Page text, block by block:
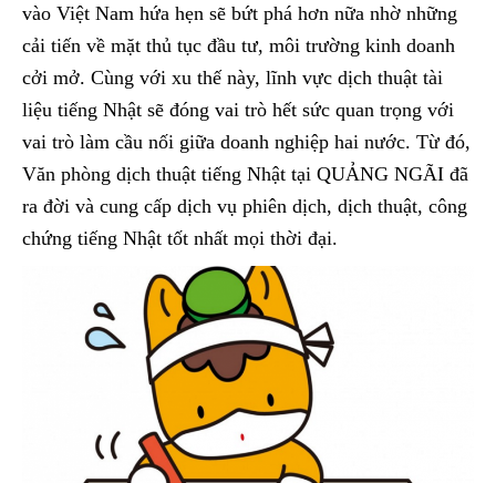
vào Việt Nam hứa hẹn sẽ bứt phá hơn nữa nhờ những
cải tiến về mặt thủ tục đầu tư, môi trường kinh doanh
cởi mở. Cùng với xu thế này, lĩnh vực dịch thuật tài
liệu tiếng Nhật sẽ đóng vai trò hết sức quan trọng với
vai trò làm cầu nối giữa doanh nghiệp hai nước. Từ đó,
Văn phòng dịch thuật tiếng Nhật tại QUẢNG NGÃI đã
ra đời và cung cấp dịch vụ phiên dịch, dịch thuật, công
chứng tiếng Nhật tốt nhất mọi thời đại.